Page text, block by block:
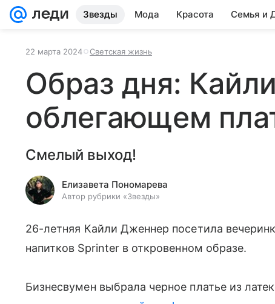
Звезды Мода Красота Семья и
22 марта 2024 Светская жизнь
Образ дня:
облегающем
Смелый выход!
Елизавета Пономарева
Автор рубрики «Звезды»
26-летняя Кайли Дженнер посетила
напитков Sprinter в откровенном образе.
Бизнесвумен выбрала черное платье из